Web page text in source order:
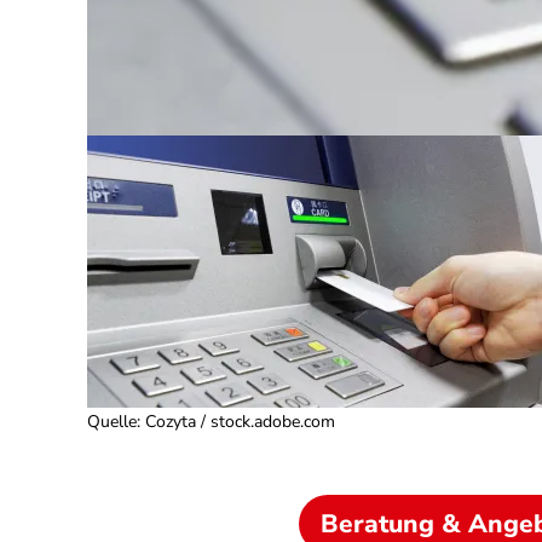
Quelle: Cozyta / stock.adobe.com
Beratung &